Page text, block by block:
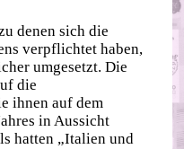
denen sich die
verpflichtet haben,
umgesetzt. Die
die
ihnen auf dem
in Aussicht
hatten „Italien und